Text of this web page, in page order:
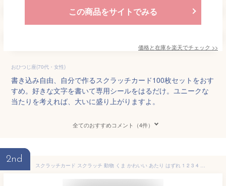
この商品をサイトでみる
価格と在庫を楽天でチェック >>
おひつじ座(70代・女性)
書き込み自由、自分で作るスクラッチカード100枚セットをおす
すめ。好きな文字を書いて専用シールをはるだけ。ユニークな
当たりを考えれば、大いに盛り上がりますよ。
全てのおすすめコメント（4件）
2nd
スクラッチカード スクラッチ 動物 くま かわいい あたり はずれ 1 2 3 4 5 等 A B C 賞 10 50 300 円 割引 100枚 選べる カスタム オリジナル イベント 催事 販促 店舗 企画 学祭 キャンペーン セール パーティ くじ 抽選 自由 簡単 グッズ 小ロット メール便